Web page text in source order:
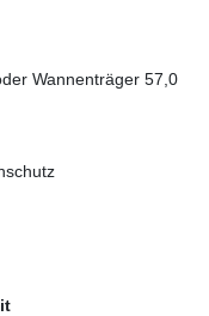
Wannenträger 57,0